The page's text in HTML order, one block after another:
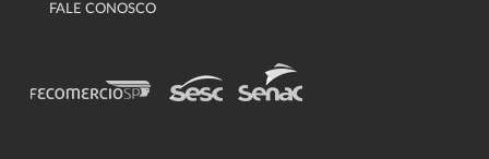
FALE CONOSCO